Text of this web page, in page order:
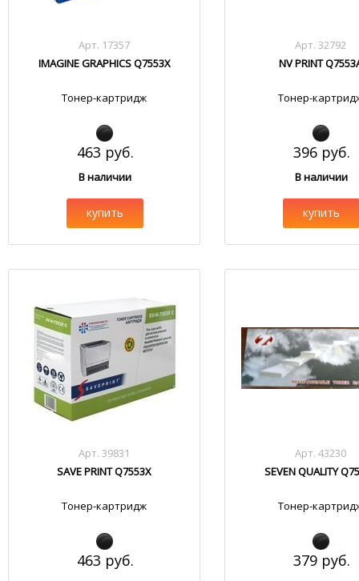
Арт. 17357
IMAGINE GRAPHICS Q7553X
Тонер-картридж
463 руб.
В наличии
купить
Арт. 32792
NV PRINT
Тонер-
396 руб.
В наличии
купить
Арт. 39831
SAVE PRINT Q7553X
Тонер-картридж
463 руб.
Арт. 43230
SEVEN QUALITY
Тонер-
379 руб.